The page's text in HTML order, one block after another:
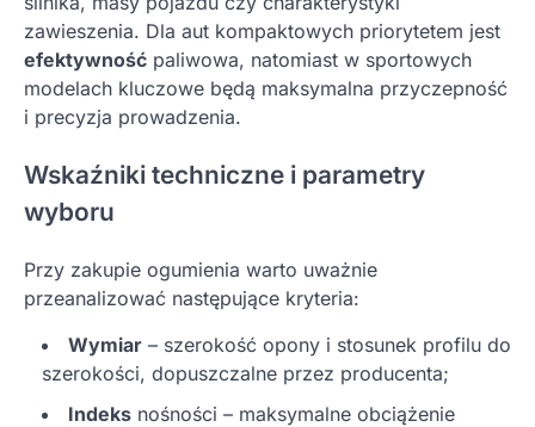
zawieszenia. Dla aut kompaktowych priorytetem jest
efektywność paliwowa, natomiast w sportowych
modelach kluczowe będą maksymalna przyczepność
i precyzja prowadzenia.
Wskaźniki techniczne i parametry
wyboru
Przy zakupie ogumienia warto uważnie
przeanalizować następujące kryteria:
Wymiar – szerokość opony i stosunek profilu do
szerokości, dopuszczalne przez producenta;
Indeks nośności – maksymalne obciążenie